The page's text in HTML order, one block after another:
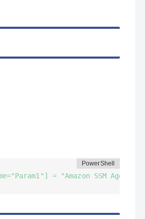
= "Amazon SSM Agent"]]'